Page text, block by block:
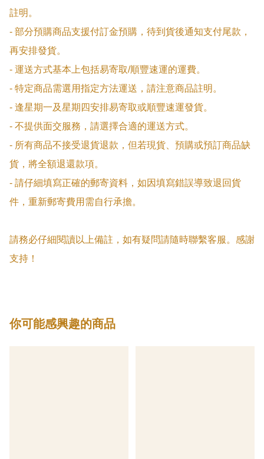
註明。
- 部分預購商品支援付訂金預購，待到貨後通知支付尾款，
再安排發貨。
- 運送方式基本上包括易寄取/順豐速運的運費。
- 特定商品需選用指定方法運送，請注意商品註明。
- 逢星期一及星期四安排易寄取或順豐速運發貨。
- 不提供面交服務，請選擇合適的運送方式。
- 所有商品不接受退貨退款，但若現貨、預購或預訂商品缺
貨，將全額退還款項。
- 請仔細填寫正確的郵寄資料，如因填寫錯誤導致退回貨
件，重新郵寄費用需自行承擔。
請務必仔細閱讀以上備註，如有疑問請隨時聯繫客服。感謝
支持！
你可能感興趣的商品